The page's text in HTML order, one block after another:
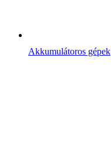
Akkumulátoros gépek